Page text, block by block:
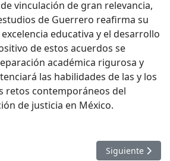
vinculación de gran relevancia,
de Guerrero reafirma su
educativa y el desarrollo
de estos acuerdos se
académica rigurosa y
las habilidades de las y los
retos contemporáneos del
de justicia en México.
PARTICIPA EN FOROArtículo
Siguiente